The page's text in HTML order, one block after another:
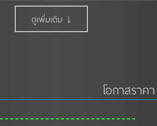
ดูเพิ่มเติม ↓
โอกาสราคา